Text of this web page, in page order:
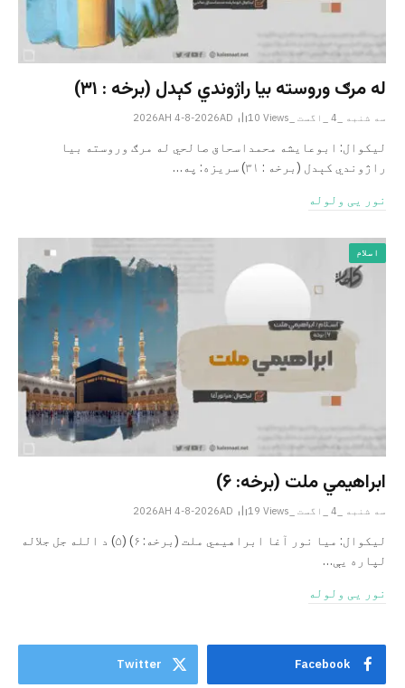
له مرګ وروسته بیا راژوندي کېدل (برخه : ۳۱)
سه شنبه _4 _اگست _2026AH 4-8-2026AD 10 Views
لیکوال: ابوعایشه محمداسحاق صالحي له مرګ وروسته بیا
راژوندي کېدل (برخه : ۳۱) سریزه: په…
نور یی ولوله
اسلام
ابراهيمي ملت (برخه: ۶)
سه شنبه _4 _اگست _2026AH 4-8-2026AD 19 Views
ليکوال: میا نور آغا ابراهيمي ملت (برخه: ۶) (۵) د الله جل جلاله
لپاره یې…
نور یی ولوله
Facebook
Twitter